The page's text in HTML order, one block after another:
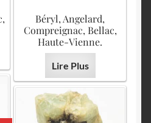
Béryl, Angelard,
Compreignac, Bellac,
Haute-Vienne.
Lire Plus